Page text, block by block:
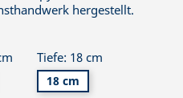
hergestellt.
Tiefe: 18 cm
18 cm